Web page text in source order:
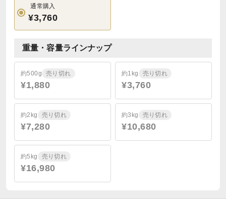
通常購入
¥3,760
重量・容量ラインナップ
約500g 売り切れ
¥1,880
約1kg 売り切れ
¥3,760
約2kg 売り切れ
¥7,280
約3kg 売り切れ
¥10,680
約5kg 売り切れ
¥16,980